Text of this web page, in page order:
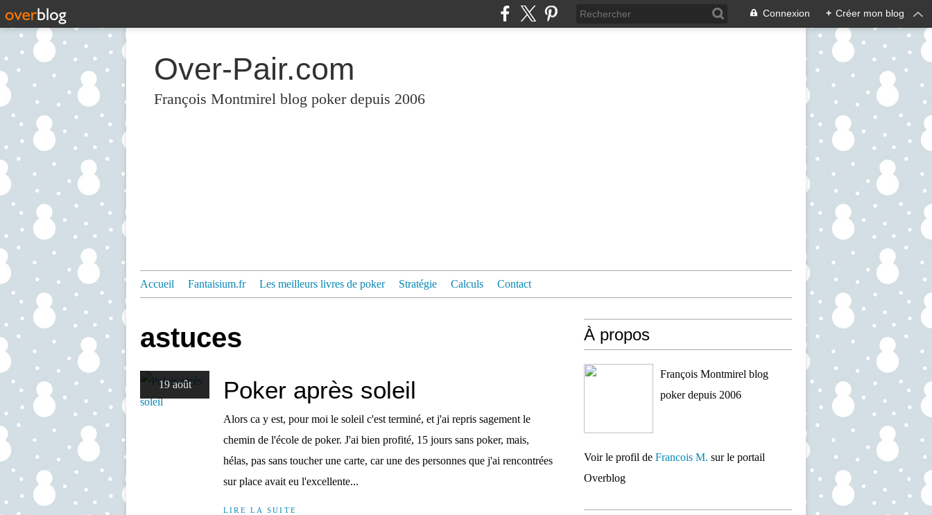
Connexion + Créer mon blog
Over-Pair.com
François Montmirel blog poker depuis 2006
Accueil Fantaisium.fr Les meilleurs livres de poker Stratégie Calculs Contact
astuces
19 août Poker après soleil
Alors ca y est, pour moi le soleil c'est terminé, et j'ai repris sagement le
chemin de l'école de poker. J'ai bien profité, 15 jours sans poker, mais,
hélas, pas sans toucher une carte, car une des personnes que j'ai rencontrées
sur place avait eu l'excellente...
LIRE LA SUITE
À propos
François Montmirel blog
poker depuis 2006
Voir le profil de Francois M. sur le portail
Overblog